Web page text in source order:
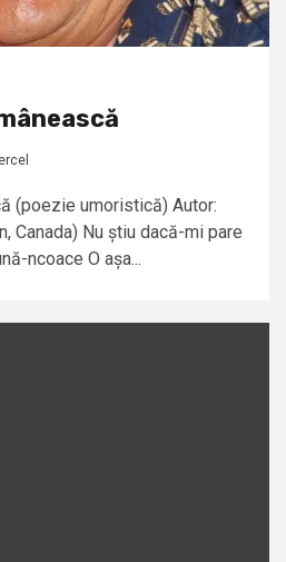
(poezie umoristică) Autor:
Canada) Nu știu dacă-mi pare
ncoace O așa...